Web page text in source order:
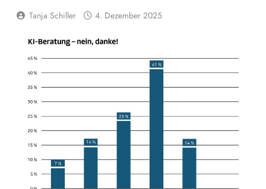
Tanja Schiller 4. Dezember 2025